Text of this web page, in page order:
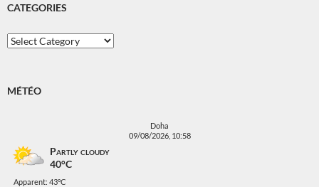
CATEGORIES
Categories
MÉTÉO
Doha
09/08/2026, 10:58
Partly cloudy
40°C
Apparent: 43°C